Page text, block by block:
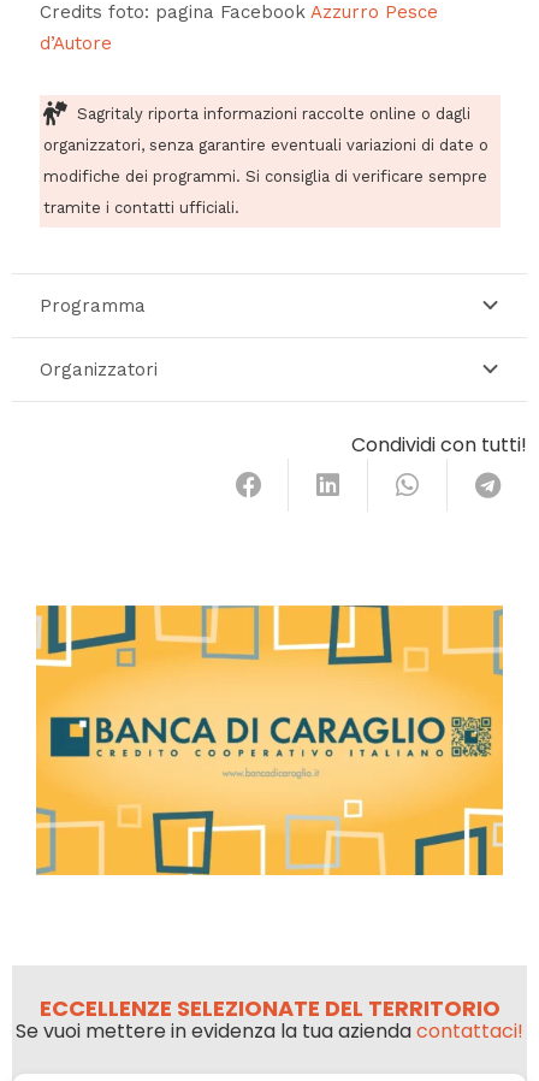
Credits foto: pagina Facebook Azzurro Pesce
d’Autore
Sagritaly riporta informazioni raccolte online o dagli
organizzatori, senza garantire eventuali variazioni di date o
modifiche dei programmi. Si consiglia di verificare sempre
tramite i contatti ufficiali.
Programma
Organizzatori
Condividi con tutti!
ECCELLENZE SELEZIONATE DEL TERRITORIO
Se vuoi mettere in evidenza la tua aziendacontattaci!